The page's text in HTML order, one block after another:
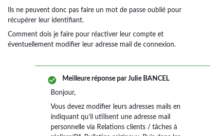
Ils ne peuvent donc pas faire un mot de passe oublié pour
récupérer leur identifiant.
Comment dois je faire pour réactiver leur compte et
éventuellement modifier leur adresse mail de connexion.
Meilleure réponse parJulie BANCEL
Bonjour,
Vous devez modifier leurs adresses mails en
indiquant qu’il utilisent une adresse mail
personnelle via Relations clients / tâches à